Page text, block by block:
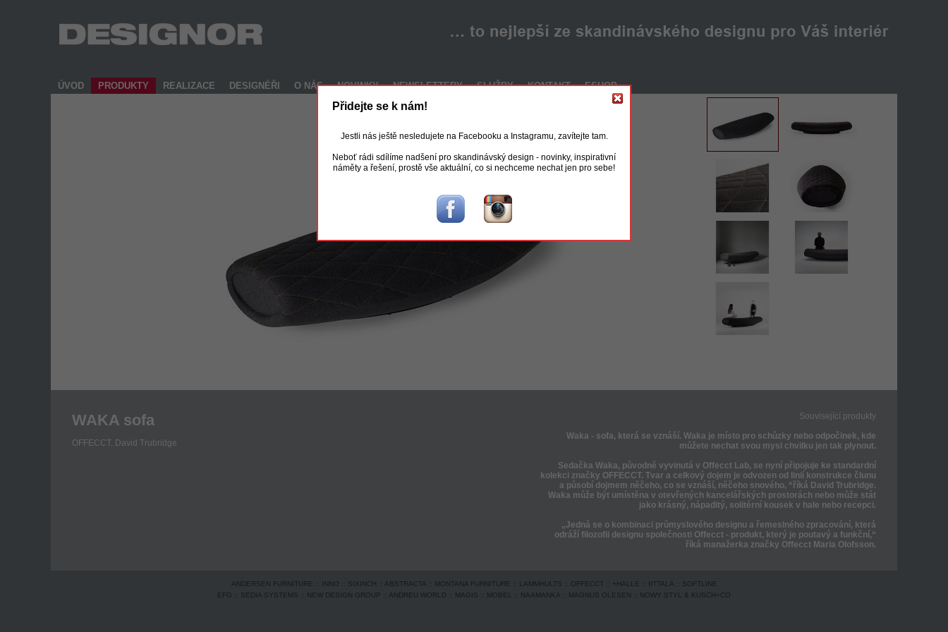
ÚVOD PRODUKTY REALIZACE DESIGNÉŘI O NÁS NOVINKY NEWSLETTERY SLUŽBY KONTAKT ESHOP
WAKA sofa
OFFECCT, David Trubridge
Související produkty
Waka - sofa, která se vznáší. Waka je místo pro schůzky nebo odpočinek, kde
můžete nechat svou mysl chvilku jen tak plynout.
Sedačka Waka, původně vyvinutá v Offecct Lab, se nyní připojuje ke standardní
kolekci značky OFFECCT. Tvar a celkový dojem je odvozen od linií konstrukce člunu
a působí dojmem něčeho, co se vznáší, něčeho snového, “říká David Trubridge.
Waka může být umístěna v otevřených kancelářských prostorách nebo může stát
jako krásný, nápaditý, solitérní kousek v hale nebo recepci.
„Jedná se o kombinaci průmyslového designu a řemeslného zpracování, která
odráží filozofii designu společnosti Offecct - produkt, který je poutavý a funkční,“
říká manažerka značky Offecct Maria Olofsson.
ANDERSEN FURNITURE :: INNO :: SIXINCH :: ABSTRACTA:: MONTANA FURNITURE :: LAMMHULTS :: OFFECCT :: +HALLE :: IITTALA:: SOFTLINE
EFG :: SEDIA SYSTEMS :: NEW DESIGN GROUP :: ANDREU WORLD :: MAGIS :: MOBEL :: NAAMANKA :: MAGNUS OLESEN :: NOWY STYL & KUSCH+CO
Přidejte se k nám!
Jestli nás ještě nesledujete na Facebooku a Instagramu, zavítejte tam.
Neboť rádi sdílíme nadšení pro skandinávský design - novinky, inspirativní
náměty a řešení, prostě vše aktuální, co si nechceme nechat jen pro sebe!